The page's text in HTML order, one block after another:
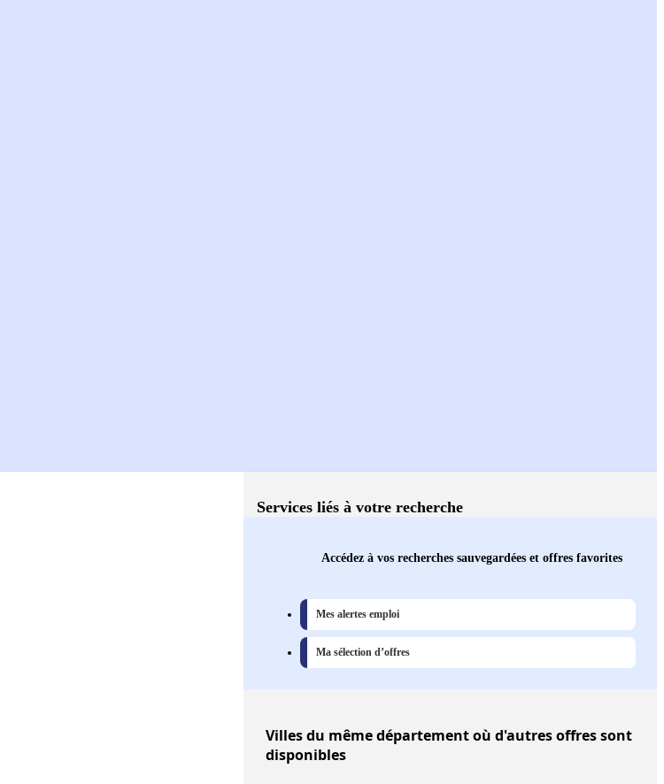
Services liés à votre recherche
Accédez à vos recherches sauvegardées et offres favorites
Mes alertes emploi
Ma sélection d’offres
Villesdu même département où d'autres offres sont
disponibles